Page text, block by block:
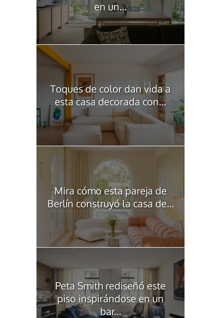
en un...
Toques de color dan vida a
esta casa decorada con...
Mira cómo esta pareja de
Berlín construyó la casa de...
Peta Smith rediseñó este
piso inspirándose en un
bar...